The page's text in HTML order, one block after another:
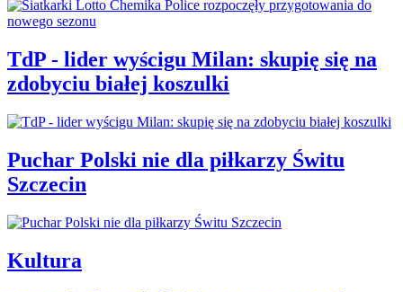
TdP - lider wyścigu Milan: skupię się na
zdobyciu białej koszulki
Puchar Polski nie dla piłkarzy Świtu
Szczecin
Kultura